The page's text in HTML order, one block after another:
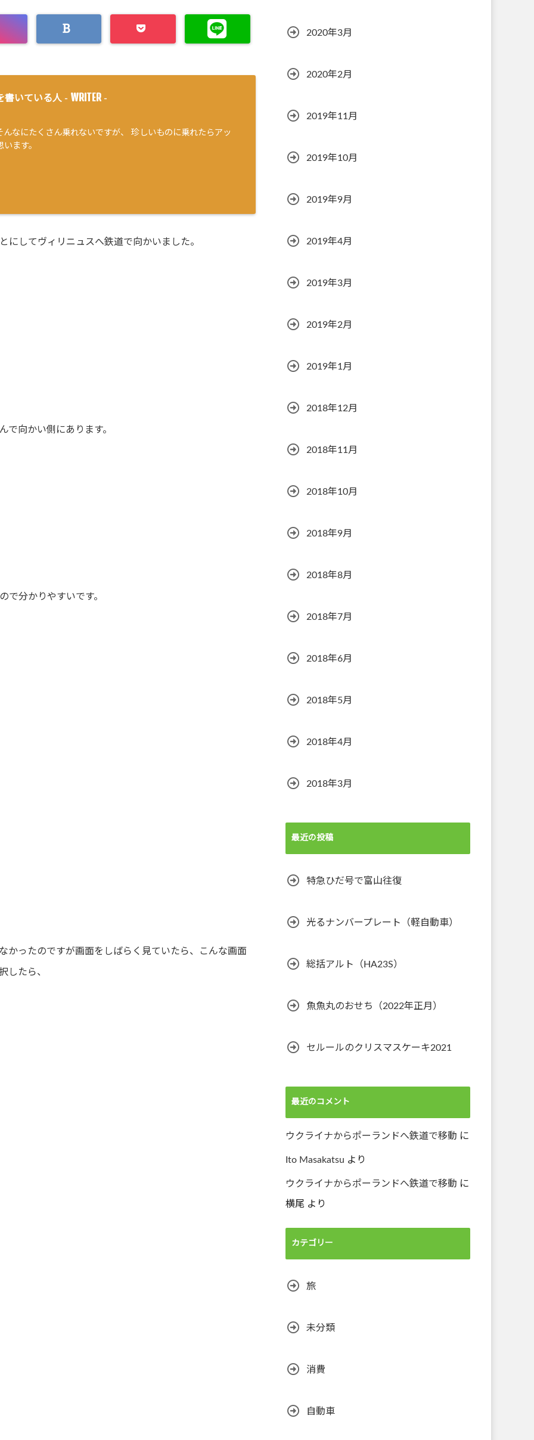
書いている人 - WRITER -
んなにたくさん乗れないですが、 珍しいものに乗れたらアッ
ます。
にしてヴィリニュスへ鉄道で向かいました。
で向かい側にあります。
で分かりやすいです。
かったのですが画面をしばらく見ていたら、こんな画面
したら、
2020年3月
2020年2月
2019年11月
2019年10月
2019年9月
2019年4月
2019年3月
2019年2月
2019年1月
2018年12月
2018年11月
2018年10月
2018年9月
2018年8月
2018年7月
2018年6月
2018年5月
2018年4月
2018年3月
最近の投稿
特急ひだ号で富山往復
光るナンバープレート（軽自動車）
総括アルト（HA23S）
魚魚丸のおせち（2022年正月）
セルールのクリスマスケーキ2021
最近のコメント
ウクライナからポーランドへ鉄道で移動 に
Ito Masakatsu より
ウクライナからポーランドへ鉄道で移動 に
横尾 より
カテゴリー
旅
未分類
消費
自動車